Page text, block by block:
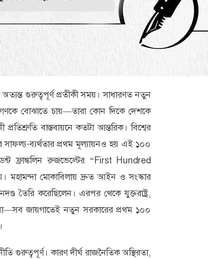
গুরুত্বপূর্ণ প্রতীকী সময়। সাধারণত নতুন
বোঝাতে চায়—তারা কোন দিকে দেশকে
বাস্তবায়নে কতটা আন্তরিক। বিশ্বের
সাফল্য-ব্যর্থতার প্রথম মূল্যায়নও হয় এই ১০০
ফ্রাঙ্কলিন রুজভেল্টের “First Hundred
মহামন্দা মোকাবিলায় দ্রুত আইন ও সংস্কার
তৈরি করেছিলেন। এরপর থেকে যুক্তরাষ্ট্র,
জায়গাতেই নতুন সরকারের প্রথম ১০০
গুরুত্বপূর্ণ। কারণ দীর্ঘ রাজনৈতিক অস্থিরতা,